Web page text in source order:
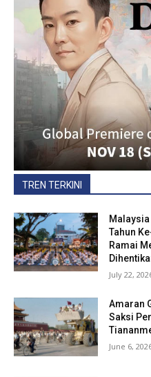
TREN TERKINI
Tahun
Ramai
July 22,
Amaran
Saksi
June 6,